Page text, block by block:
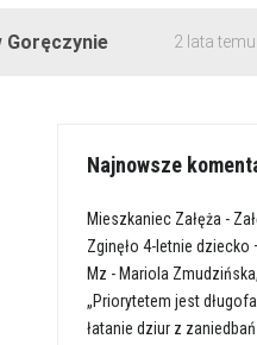
2 lata temu
Najnowsze
Mieszkaniec Załęża -
Zginęło 4-letnie dziecko
Mz - Mariola
„Priorytetem jest
łatanie dziur z